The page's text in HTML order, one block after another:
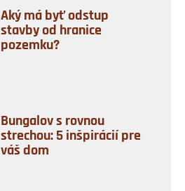
Aký má byť odstup
stavby od hranice
pozemku?
Bungalov s rovnou
strechou: 5 inšpirácií pre
váš dom